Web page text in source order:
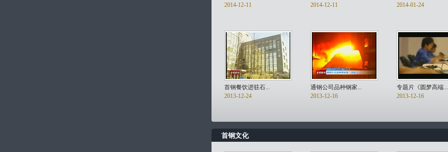
2014-12-11
2014-12-11
2014-01-24
首钢餐饮进驻石...
2013-12-24
通钢公司品种钢家...
2013-12-16
专题片《圆梦高端...
2013-12-16
首钢文化